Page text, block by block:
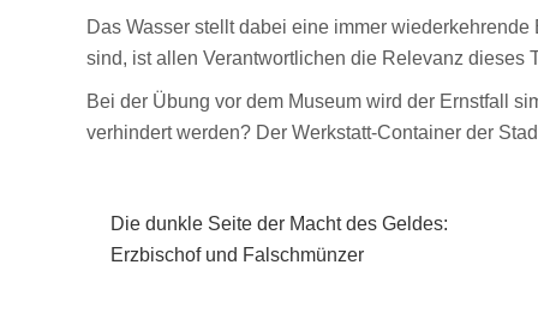
Das Wasser stellt dabei eine immer
sind, ist allen Verantwortlichen die Relevanz dieses
Bei der Übung vor dem Museum wird der Ernstfall
verhindert werden? Der Werkstatt-Container der
Die dunkle Seite der Macht des Geldes:
Erzbischof und Falschmünzer